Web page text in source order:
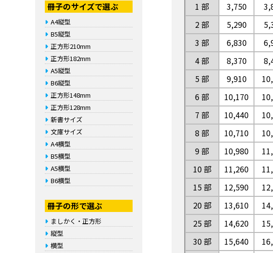
1 部
3,750
2 部
5,290
3 部
6,830
4 部
8,370
5 部
9,910
6 部
10,170
7 部
10,440
8 部
10,710
9 部
10,980
10 部
11,260
15 部
12,590
20 部
13,610
25 部
14,620
30 部
15,640
冊子のサイズで選ぶ
A4縦型
B5縦型
正方形210mm
正方形182mm
A5縦型
B6縦型
正方形148mm
正方形128mm
新書サイズ
文庫サイズ
A4横型
B5横型
A5横型
B6横型
冊子の形で選ぶ
ましかく・正方形
縦型
横型